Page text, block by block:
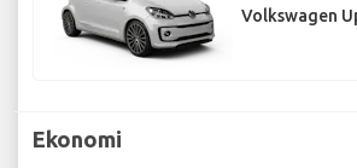
Volkswagen
Ekonomi